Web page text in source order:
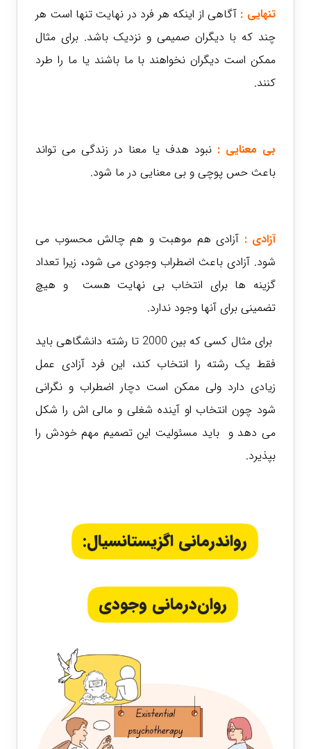
تنهایی : آگاهی از اینکه هر فرد در نهایت تنها است هر
چند که با دیگران صمیمی و نزدیک باشد. برای مثال
ممکن است دیگران نخواهند با ما باشند یا ما را طرد
کنند.
بی معنایی : نبود هدف یا معنا در زندگی می تواند
باعث حس پوچی و بی معنایی در ما شود.
آزادی : آزادی هم موهبت و هم چالش محسوب می
شود. آزادی باعث اضطراب وجودی می شود، زیرا تعداد
گزینه ها برای انتخاب بی نهایت هست و هیچ
تضمینی برای آنها وجود ندارد.
برای مثال کسی که بین 2000 تا رشته دانشگاهی باید
فقط یک رشته را انتخاب کند، این فرد آزادی عمل
زیادی دارد ولی ممکن است دچار اضطراب و نگرانی
شود چون انتخاب او آینده شغلی و مالی اش را شکل
می دهد و باید مسئولیت این تصمیم مهم خودش را
بپذیرد.
رواندرمانی اگزیستانسیال:
روان‌درمانی وجودی